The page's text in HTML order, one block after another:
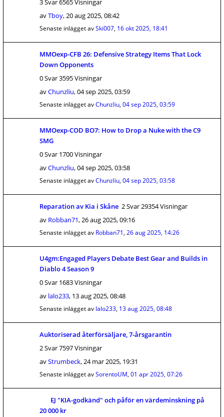
3 Svar 6565 Visningar
avTboy,20 aug 2025, 08:42
Senaste inlägget avSki007, 16 okt 2025, 18:41
MMOexp-CFB 26: Defensive Strategy Items That Lock
Down Opponents
0 Svar 3595 Visningar
avChunzliu,04 sep 2025, 03:59
Senaste inlägget avChunzliu, 04 sep 2025, 03:59
MMOexp-COD BO7: How to Drop a Nuke with the C9
SMG
0 Svar 1700 Visningar
avChunzliu,04 sep 2025, 03:58
Senaste inlägget avChunzliu, 04 sep 2025, 03:58
Reparation av Kia i Skåne 2 Svar 29354 Visningar
av Robban71,26 aug 2025, 09:16
Senaste inlägget av Robban71, 26 aug 2025, 14:26
U4gm:Engaged Players Debate Best Gear and Builds in
Diablo 4 Season 9
0 Svar 1683 Visningar
av lalo233, 13 aug 2025, 08:48
Senaste inlägget av lalo233, 13 aug 2025, 08:48
Auktoriserad återförsäljare, 7-årsgarantin
2 Svar 7597 Visningar
avStrumbeck,24 mar 2025, 19:31
Senaste inlägget avSorentoUM, 01 apr 2025, 07:26
EJ "KIA-godkänd" och påför en värdeminskning på
20 000 kr